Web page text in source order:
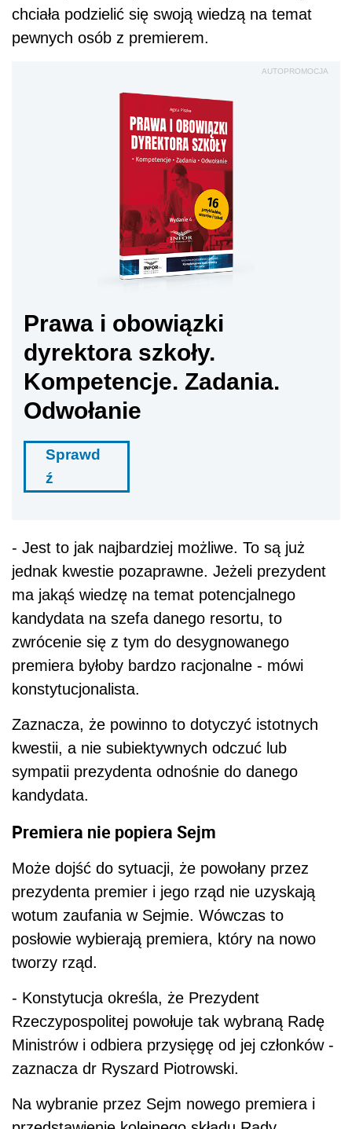
chciała podzielić się swoją wiedzą na temat
pewnych osób z premierem.
AUTOPROMOCJA
Prawa i obowiązki
dyrektora szkoły.
Kompetencje. Zadania.
Odwołanie
Sprawd
ź
- Jest to jak najbardziej możliwe. To są już
jednak kwestie pozaprawne. Jeżeli prezydent
ma jakąś wiedzę na temat potencjalnego
kandydata na szefa danego resortu, to
zwrócenie się z tym do desygnowanego
premiera byłoby bardzo racjonalne - mówi
konstytucjonalista.
Zaznacza, że powinno to dotyczyć istotnych
kwestii, a nie subiektywnych odczuć lub
sympatii prezydenta odnośnie do danego
kandydata.
Premiera nie popiera Sejm
Może dojść do sytuacji, że powołany przez
prezydenta premier i jego rząd nie uzyskają
wotum zaufania w Sejmie. Wówczas to
posłowie wybierają premiera, który na nowo
tworzy rząd.
- Konstytucja określa, że Prezydent
Rzeczypospolitej powołuje tak wybraną Radę
Ministrów i odbiera przysięgę od jej członków -
zaznacza dr Ryszard Piotrowski.
Na wybranie przez Sejm nowego premiera i